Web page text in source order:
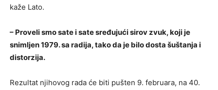
kaže Lato.
– Proveli smo sate i sate sređujući sirov zvuk, koji je
snimljen 1979. sa radija, tako da je bilo dosta šuštanja i
distorzija.
Rezultat njihovog rada će biti pušten 9. februara, na 40.